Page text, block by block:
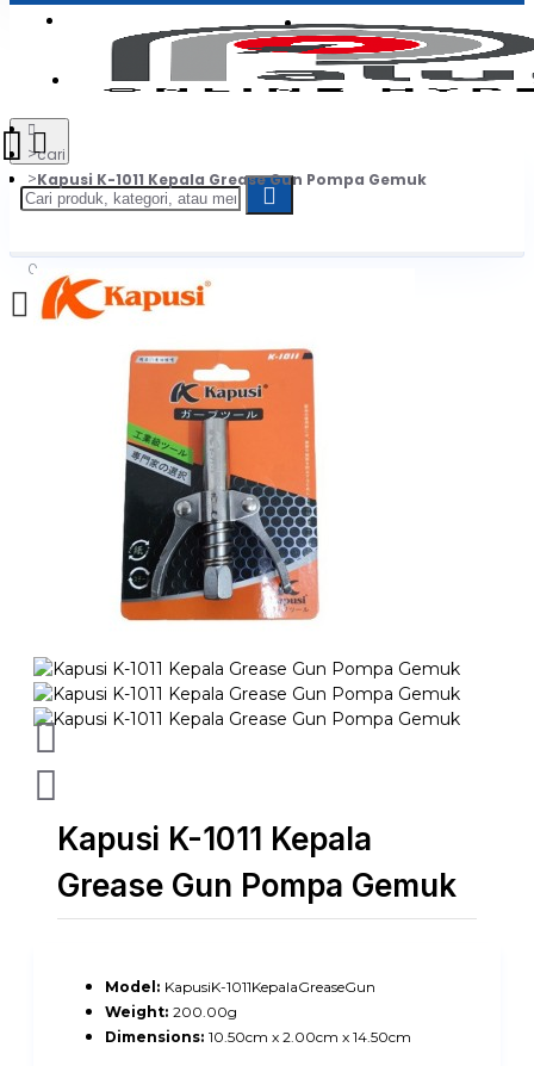
Jadi Penjual
0
Daftar belanja Anda kosong!
cari
Kapusi K-1011 Kepala Grease Gun Pompa Gemuk
Kapusi K-1011 Kepala
Grease Gun Pompa Gemuk
Model: KapusiK-1011KepalaGreaseGun
Weight: 200.00g
Dimensions: 10.50cm x 2.00cm x 14.50cm